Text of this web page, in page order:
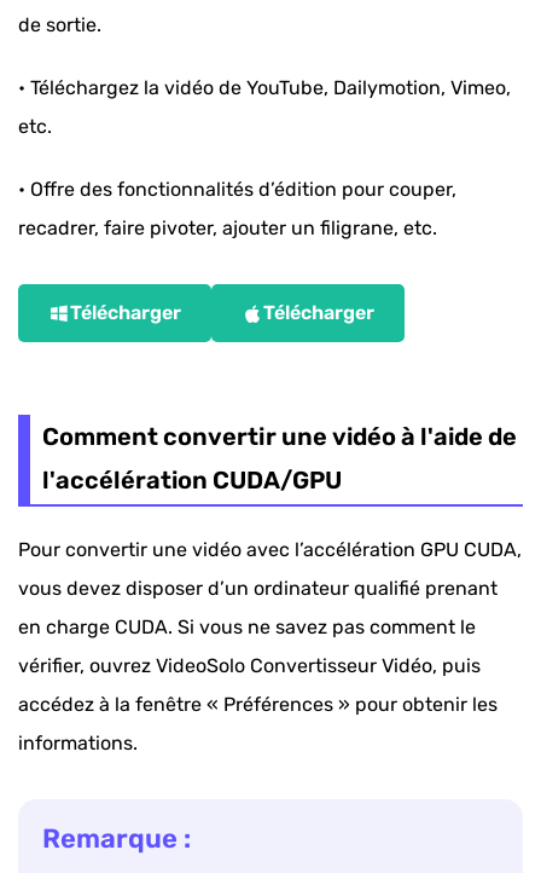
de sortie.
• Téléchargez la vidéo de YouTube, Dailymotion, Vimeo,
etc.
• Offre des fonctionnalités d’édition pour couper,
recadrer, faire pivoter, ajouter un filigrane, etc.
Télécharger Télécharger
Comment convertir une vidéo à l'aide de
l'accélération CUDA/GPU
Pour convertir une vidéo avec l’accélération GPU CUDA,
vous devez disposer d’un ordinateur qualifié prenant
en charge CUDA. Si vous ne savez pas comment le
vérifier, ouvrez VideoSolo Convertisseur Vidéo, puis
accédez à la fenêtre « Préférences » pour obtenir les
informations.
Remarque :